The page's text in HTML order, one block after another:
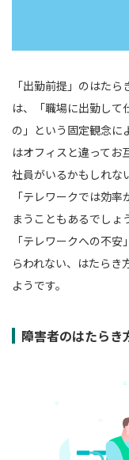
「出勤前提」のはた
は、「職場に出勤し
の」という固定観念に
はオフィスと違ってお
社員がいるかもしれな
「テレワークでは効
まうこともあるでしょ
「テレワークへの不
らわれない、はたらき
ようです。
障害者のはたらき